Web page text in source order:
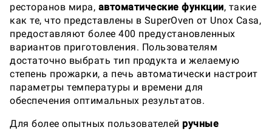
ресторанов мира, автоматические функции, такие
как те, что представлены в SuperOven от Unox Casa,
предоставляют более 400 предустановленных
вариантов приготовления. Пользователям
достаточно выбрать тип продукта и желаемую
степень прожарки, а печь автоматически настроит
параметры температуры и времени для
обеспечения оптимальных результатов.
Для более опытных пользователей ручные